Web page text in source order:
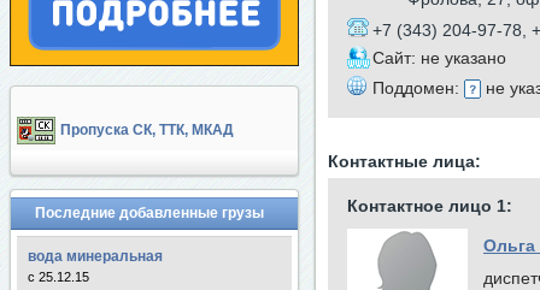
Пропуска СК, ТТК, МКАД
Последние добавленные грузы
вода минеральная
с 25.12.15
+7 (343) 204-97-78,
Сайт: не указано
Поддомен:
не
Контактные лица:
Контактное лицо 1: